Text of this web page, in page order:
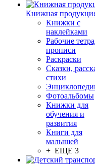
Книжная
Книжки с
наклейками
Рабочие
прописи
Раскраски
Сказки,
стихи
Фотоальбомы
Книжки для
обучения и
развития
Книги для
малышей
+ ЕЩЕ 3